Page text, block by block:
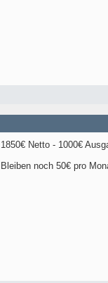
1850€ Netto - 1000€
Bleiben noch 50€ pro